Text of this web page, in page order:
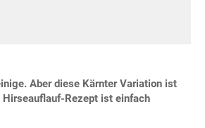
Aber diese Kärnter Variation ist
Rezept ist einfach